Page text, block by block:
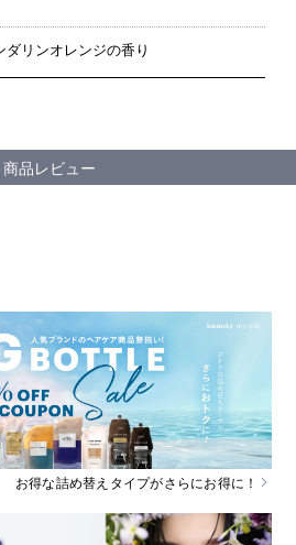
リンオレンジの香り
商品レビュー
お得な詰め替えタイプがさらにお得に！